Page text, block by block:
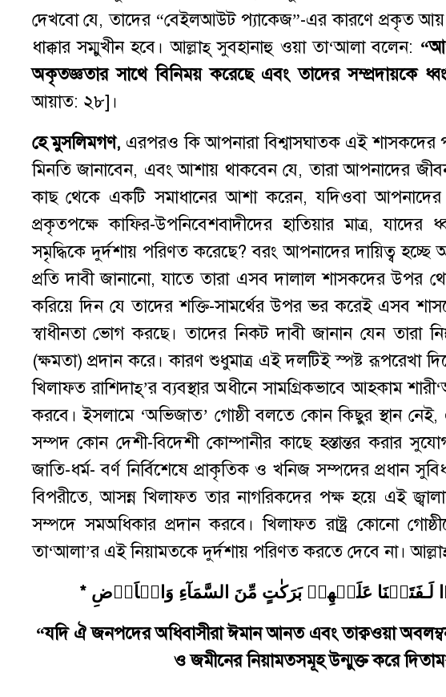
দেখবো যে, তাদের “বেইলআউট প্যাকেজ”-এর কারণে প্রকৃত আয়
ধাক্কার সম্মুখীন হবে। আল্লাহ্ সুবহানাহু ওয়া তা‘আলা বলেন:
অকৃতজ্ঞতার সাথে বিনিময় করেছে এবং তাদের সম্প্রদায়কে
আয়াত: ২৮]।
হে মুসলিমগণ, এরপরও কি আপনারা বিশ্বাসঘাতক এই শাসকদের
মিনতি জানাবেন, এবং আশায় থাকবেন যে, তারা আপনাদের
কাছ থেকে একটি সমাধানের আশা করেন, যদিওবা
প্রকৃতপক্ষে কাফির-উপনিবেশবাদীদের হাতিয়ার মাত্র, যাদের
সমৃদ্ধিকে দুর্দশায় পরিণত করেছে? বরং আপনাদের দায়িত্ব হচ্ছে
প্রতি দাবী জানানো, যাতে তারা এসব দালাল শাসকদের উপর
করিয়ে দিন যে তাদের শক্তি-সামর্থের উপর ভর করেই এসব
স্বাধীনতা ভোগ করছে। তাদের নিকট দাবী জানান যেন তারা
(ক্ষমতা) প্রদান করে। কারণ শুধুমাত্র এই দলটিই স্পষ্ট রূপরেখা
খিলাফত রাশিদাহ্’র ব্যবস্থার অধীনে সামগ্রিকভাবে আহকাম
করবে। ইসলামে ‘অভিজাত’ গোষ্ঠী বলতে কোন কিছুর স্থান নেই,
সম্পদ কোন দেশী-বিদেশী কোম্পানীর কাছে হস্তান্তর করার
জাতি-ধর্ম- বর্ণ নির্বিশেষে প্রাকৃতিক ও খনিজ সম্পদের প্রধান
বিপরীতে, আসন্ন খিলাফত তার নাগরিকদের পক্ষ হয়ে এই
সম্পদে সমঅধিকার প্রদান করবে। খিলাফত রাষ্ট্র কোনো
তা‘আলা’র এই নিয়ামতকে দুর্দশায় পরিণত করতে দেবে না।
“যদি ঐ জনপদের অধিবাসীরা ঈমান আনত এবং তাক্বওয়া
ও জমীনের নিয়ামতসমূহ উন্মুক্ত করে